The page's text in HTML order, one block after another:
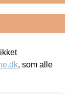
, som alle